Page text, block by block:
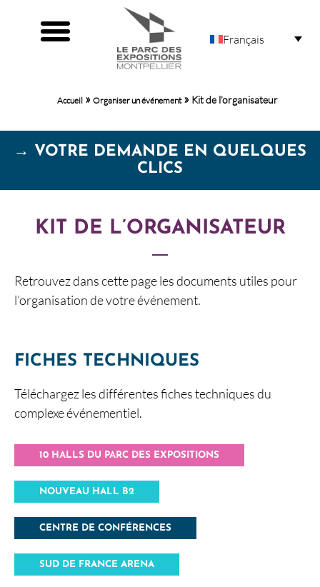
Français
Accueil» Organiser un événement» Kit de l’organisateur
→ VOTRE DEMANDE EN QUELQUES
CLICS
KIT DE L’ORGANISATEUR
Retrouvez dans cette page les documents utiles pour
l’organisation de votre événement.
FICHES TECHNIQUES
Téléchargez les différentes fiches techniques du
complexe événementiel.
10 HALLS DU PARC DES EXPOSITIONS
NOUVEAU HALL B2
CENTRE DE CONFÉRENCES
SUD DE FRANCE ARENA